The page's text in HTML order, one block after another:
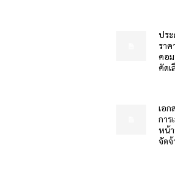
ปร
รา
คอม
คัดเ
เอก
การ
หน้
จัดจ้